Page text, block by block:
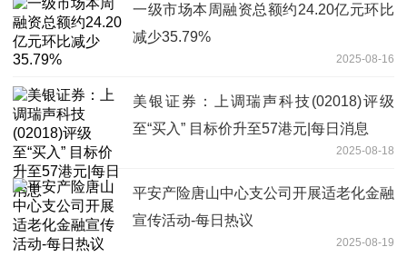
一级市场本周融资总额约24.20亿元环比
减少35.79%
2025-08-16
美银证券：上调瑞声科技(02018)评级
至“买入” 目标价升至57港元|每日消息
2025-08-18
平安产险唐山中心支公司开展适老化金融
宣传活动-每日热议
2025-08-19